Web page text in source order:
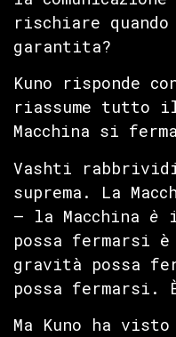
rischiare
garantita?
Kuno risponde
riassume tutto
Macchina si
Vashti
suprema. La
— la Macchina è
possa fermarsi è
gravità possa
possa fermarsi.
Ma Kuno ha